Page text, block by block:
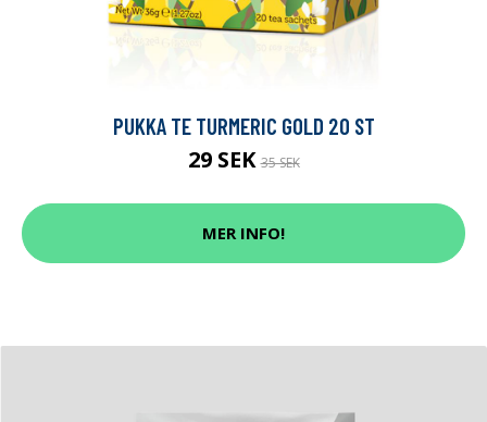
PUKKA TE TURMERIC GOLD 20 ST
29 SEK35 SEK
MER INFO!